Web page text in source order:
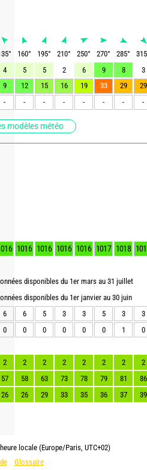
modèles météo
° 160° 195° 210° 250° 270° 285°
315
4
5 5 2 6 9 8
3
9
12 15 16 19 33 29
29
-
- - - - - - -
1016 1016 1016 1016 1017 1018
disponibles du 1er mars au 31 juillet
disponibles du 1er janvier au 30 juin
6
6 5 3 3 5 3
3
0
0 0 0 0 0 1 0
2 2 2 2 2 2 2
2
57
58 63 73 78 79 81
86
26
26 29 33 35 36 37 39
locale (Europe/Paris, UTC+02)
Glossaire